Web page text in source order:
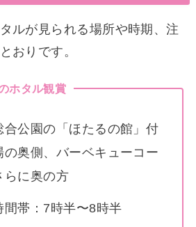
ルが見られる場所や時期、注
おりです。
ホタル観賞
合公園の「ほたるの館」付
奥側、バーベキューコー
らに奥の方
間帯：7時半〜8時半